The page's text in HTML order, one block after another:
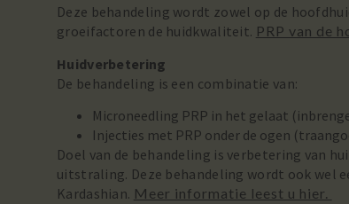
Deze behandeling wordt zowel op de
groeifactoren de huidkwaliteit. PRP van de
Huidverbetering
De behandeling is een combinatie van:
Microneedling PRP in het gelaat
Injecties met PRP onder de ogen
Doel van de behandeling is verbetering van
uitstraling. Deze behandeling wordt ook wel
Kardashian. Meer informatie leest u hier.